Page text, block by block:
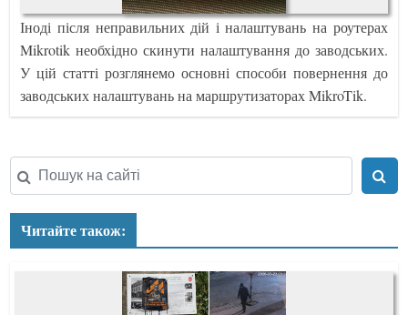
Іноді після неправильних дій і налаштувань на роутерах
Mikrotik необхідно скинути налаштування до заводських.
У цій статті розглянемо основні способи повернення до
заводських налаштувань на маршрутизаторах MikroTik.
Читайте також: